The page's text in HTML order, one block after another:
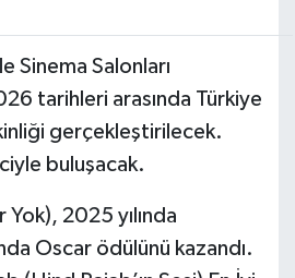
Sinema Salonları
tarihleri arasında Türkiye
gerçekleştirilecek.
buluşacak.
2025 yılında
Oscar ödülünü kazandı.